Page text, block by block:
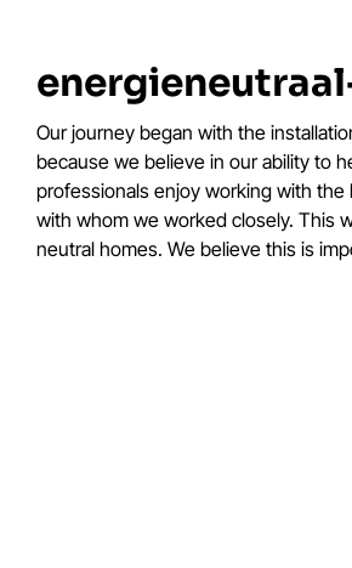
Our journey began with the
because we believe in our ability to
professionals enjoy working with
with whom we worked closely. This
neutral homes. We believe this is